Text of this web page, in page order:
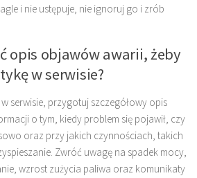
i nie ustępuje, nie ignoruj go i zrób
opis objawów awarii, żeby
w serwisie?
serwisie, przygotuj szczegółowy opis
o tym, kiedy problem się pojawił, czy
oraz przy jakich czynnościach, takich
Zwróć uwagę na spadek mocy,
wzrost zużycia paliwa oraz komunikaty